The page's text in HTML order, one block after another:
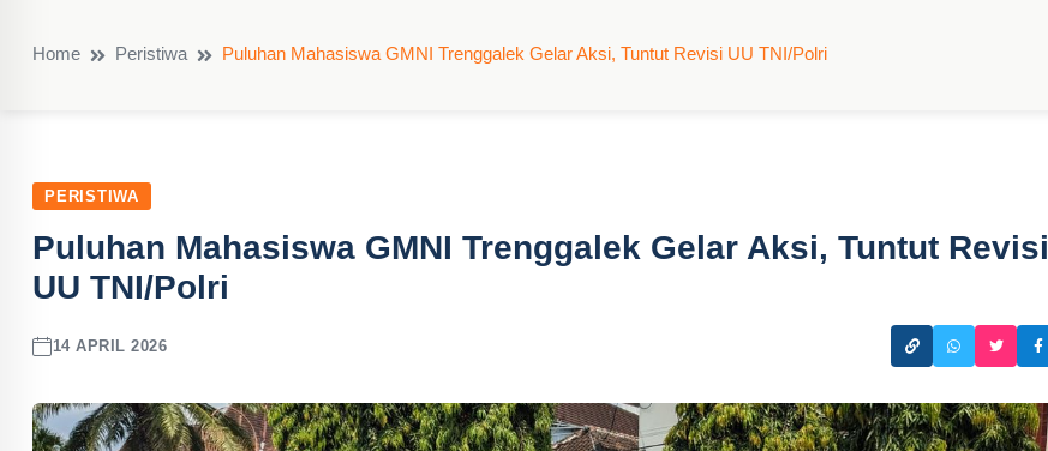
Home Peristiwa Puluhan Mahasiswa GMNI Trenggalek Gelar Aksi, Tuntut Revisi UU TNI/Polri
PERISTIWA
Puluhan Mahasiswa GMNI Trenggalek Gelar Aksi, Tuntut Revisi
UU TNI/Polri
14 APRIL 2026